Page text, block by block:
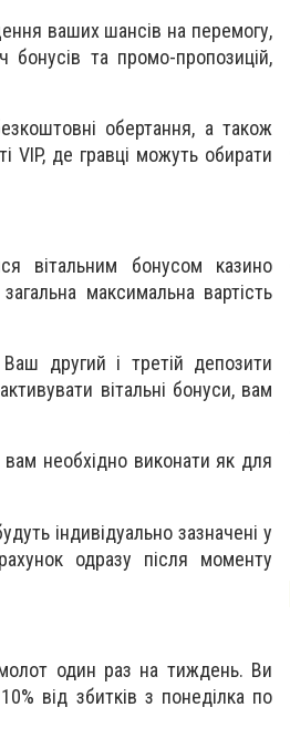
ваших шансів на перемогу,
бонусів та промо-пропозицій,
обертання, а також
VIP, де гравці можуть обирати
вітальним бонусом казино
максимальна вартість
другий і третій депозити
вітальні бонуси, вам
необхідно виконати як для
індивідуально зазначені у
одразу після моменту
один раз на тиждень. Ви
від збитків з понеділка по